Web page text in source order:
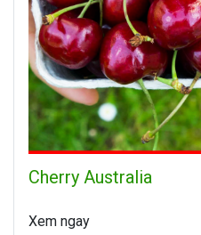
Cherry Australia
Xem ngay